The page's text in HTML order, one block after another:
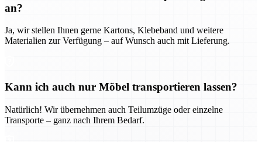
an?
Ja, wir stellen Ihnen gerne Kartons, Klebeband und weitere
Materialien zur Verfügung – auf Wunsch auch mit Lieferung.
Kann ich auch nur Möbel transportieren lassen?
Natürlich! Wir übernehmen auch Teilumzüge oder einzelne
Transporte – ganz nach Ihrem Bedarf.